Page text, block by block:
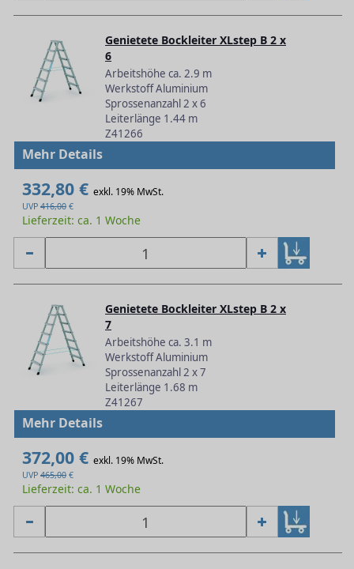
Genietete Bockleiter XLstep B 2 x
6
Arbeitshöhe ca. 2.9 m
Werkstoff Aluminium
Sprossenanzahl 2 x 6
Leiterlänge 1.44 m
Z41266
Mehr Details
332,80 € exkl. 19% MwSt.
UVP 416,00 €
Lieferzeit: ca. 1 Woche
Genietete Bockleiter XLstep B 2 x
7
Arbeitshöhe ca. 3.1 m
Werkstoff Aluminium
Sprossenanzahl 2 x 7
Leiterlänge 1.68 m
Z41267
Mehr Details
372,00 € exkl. 19% MwSt.
UVP 465,00 €
Lieferzeit: ca. 1 Woche